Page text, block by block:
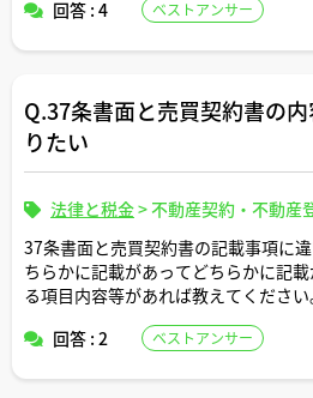
ゾートホテルの宿泊費は経費処理認
私は認められると思っていたのですが
きたく投稿しました。
よろしくお願いしますmm
回答 : 4 ベストアンサー
Q.37条書面と売買契約書の
りたい
法律と税金>不動産契約・不動産
37条書面と売買契約書の記載事項に
ちらかに記載があってどちらかに記
る項目内容等があれば教えてください
また、両者の法的意味合いとか位置
回答 : 2 ベストアンサー